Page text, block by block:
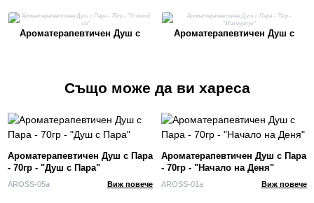
Ароматерапевтичен Душ с
Ароматерапевтичен Душ с
Също може да ви хареса
Ароматерапевтичен Душ с Пара
- 70гр - "Душ с Пара"
AROSS-05a Виж повече
Ароматерапевтичен Душ с Пара
- 70гр - "Начало на Деня"
AROSS-01a Виж повече